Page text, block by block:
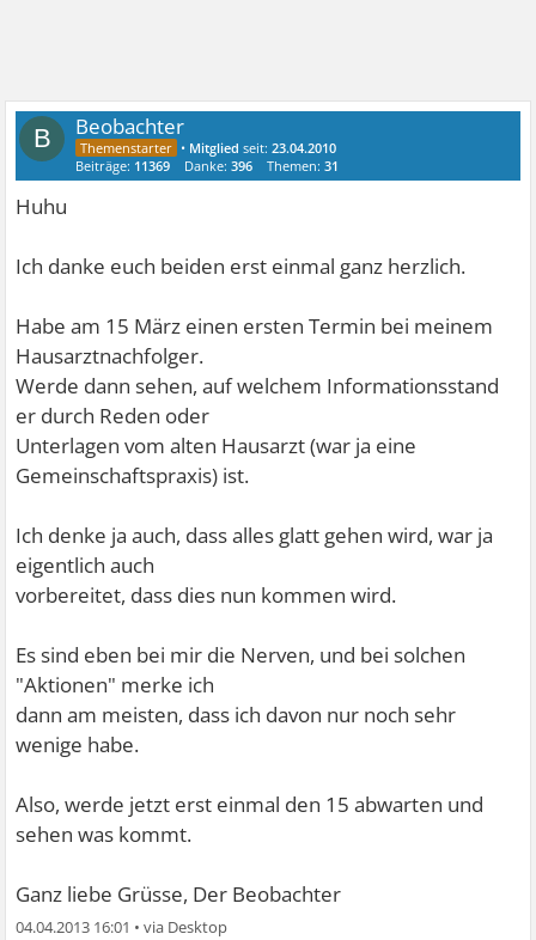
klären. Und jedesmal hängt die zukünftige
Existenzgrundlage davon ab.
Eigentlich kenne ich diesen Kreislauf ja nun schon seit
Übung in diesem Spiel. Aber diesmal ist etwas anders,
NEIN.
Endweder gibt/lässt man mir die staatlichen Almosen, um
mein zurückgezogenes Le-
ben in Würde, also ohne ständig bettelnd durch die
Amtsstuben kriechen zu müssen,
zu ende leben zu können. Oder dieses Leben hat eben
Ganz liebe Grüsse, Der Beobachter, der seit vier Nächten
nicht mehr geschlafen hat,
nicht weiss wie seine Existenz
ab August abgesichert ist, aber auf keinen Fall in die
Mühlen der Industrie oder des
HartzIV-Systems zurückgehen wird.
B Beobachter
• Mitglied seit:23.04.2010
Beiträge: 11369 Danke:396 Themen:31
Huhu
Ich danke euch beiden erst einmal ganz herzlich.
Habe am 15 März einen ersten Termin bei meinem
Hausarztnachfolger.
Werde dann sehen, auf welchem Informationsstand
er durch Reden oder
Unterlagen vom alten Hausarzt (war ja eine
Gemeinschaftspraxis) ist.
Ich denke ja auch, dass alles glatt gehen wird, war ja
eigentlich auch
vorbereitet, dass dies nun kommen wird.
Es sind eben bei mir die Nerven, und bei solchen
"Aktionen" merke ich
dann am meisten, dass ich davon nur noch sehr
wenige habe.
Also, werde jetzt erst einmal den 15 abwarten und
sehen was kommt.
Ganz liebe Grüsse, Der Beobachter
04.04.2013 16:01 •